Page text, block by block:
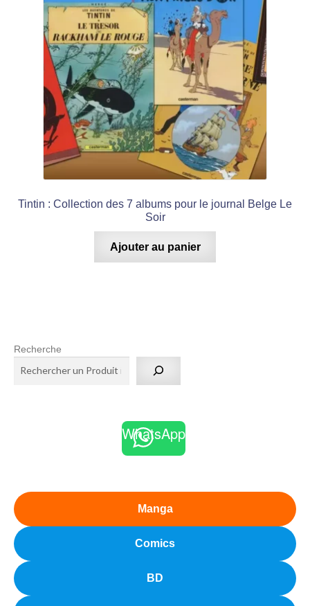
Tintin : Collection des 7 albums pour le journal Belge Le
Soir
Ajouter au panier
Recherche
WhatsApp
Manga
Comics
BD